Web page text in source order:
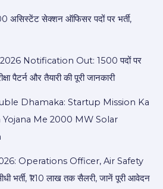
असिस्टेंट सेक्शन ऑफिसर पदों पर भर्ती,
Notification Out: 1500 पदों पर
पैटर्न और तैयारी की पूरी जानकारी
Dhamaka: Startup Mission Ka
Me 2000 MW Solar
Operations Officer, Air Safety
भर्ती, ₹1.10 लाख तक सैलरी, जानें पूरी आवेदन